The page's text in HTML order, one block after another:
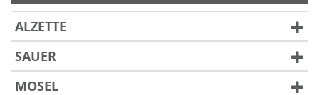
ALZETTE
SAUER
MOSEL